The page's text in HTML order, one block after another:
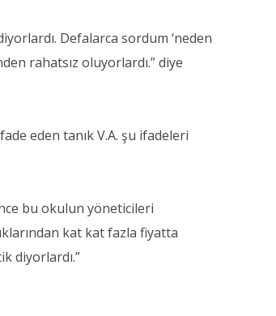
Defalarca sordum ‘neden
rahatsız oluyorlardı.” diye
eden tanık V.A. şu ifadeleri
bu okulun yöneticileri
kat kat fazla fiyatta
diyorlardı.”